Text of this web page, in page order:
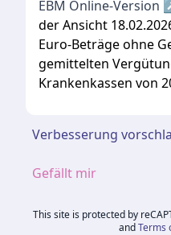
EBM Online-Version
der Ansicht
Euro-Beträge ohne
gemittelten
Krankenkassen von
Verbesserung
Gefällt mir
This site is protected by
and Terms